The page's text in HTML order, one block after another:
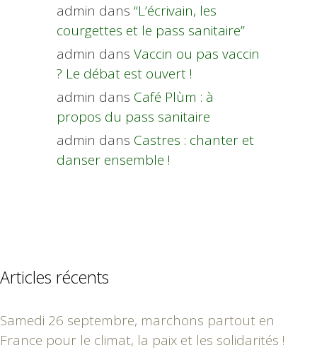
admin dans “L’écrivain, les
courgettes et le pass sanitaire”
admin dans Vaccin ou pas vaccin
? Le débat est ouvert !
admin dans Café Plùm : à
propos du pass sanitaire
admin dans Castres : chanter et
danser ensemble !
Articles récents
Samedi 26 septembre, marchons partout en
France pour le climat, la paix et les solidarités !